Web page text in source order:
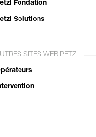
Fondation
Solutions
SITES WEB PETZL